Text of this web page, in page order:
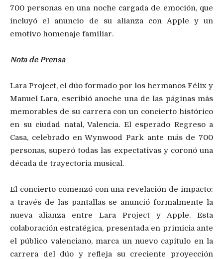
700 personas en una noche cargada de emoción, que
incluyó el anuncio de su alianza con Apple y un
emotivo homenaje familiar.
Nota de Prensa
Lara Project, el dúo formado por los hermanos Félix y
Manuel Lara, escribió anoche una de las páginas más
memorables de su carrera con un concierto histórico
en su ciudad natal, Valencia. El esperado Regreso a
Casa, celebrado en Wynwood Park ante más de 700
personas, superó todas las expectativas y coronó una
década de trayectoria musical.
El concierto comenzó con una revelación de impacto:
a través de las pantallas se anunció formalmente la
nueva alianza entre Lara Project y Apple. Esta
colaboración estratégica, presentada en primicia ante
el público valenciano, marca un nuevo capítulo en la
carrera del dúo y refleja su creciente proyección